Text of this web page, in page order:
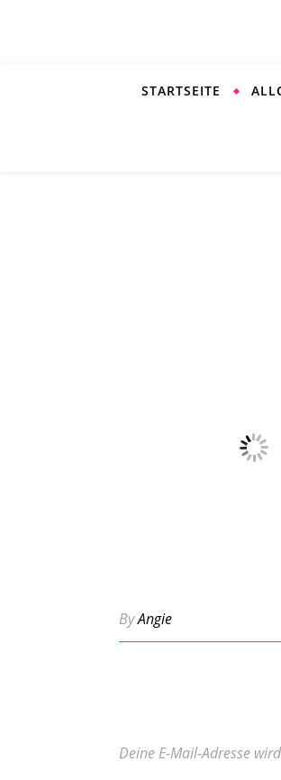
STARTSEITE
ByAngie
Deine E-Mail-Adresse